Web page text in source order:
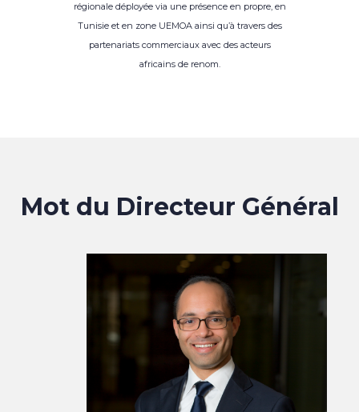
régionale déployée via une présence en propre, en
Tunisie et en zone UEMOA ainsi qu’à travers des
partenariats commerciaux avec des acteurs
africains de renom.
Mot du Directeur Général